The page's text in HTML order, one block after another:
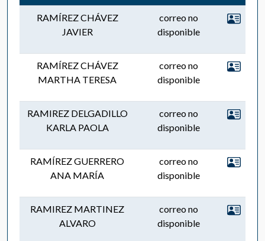
RAMÍREZ CHÁVEZ
JAVIER
correo no
disponible
RAMÍREZ CHÁVEZ
MARTHA TERESA
correo no
disponible
RAMIREZ DELGADILLO
KARLA PAOLA
correo no
disponible
RAMÍREZ GUERRERO
ANA MARÍA
correo no
disponible
RAMIREZ MARTINEZ
ALVARO
correo no
disponible